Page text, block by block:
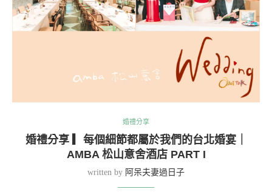
婚禮分享
婚禮分享 ▎每個細節都屬於我們的台北婚宴｜
AMBA 松山意舍酒店 PART I
written by 阿呆夫妻過日子